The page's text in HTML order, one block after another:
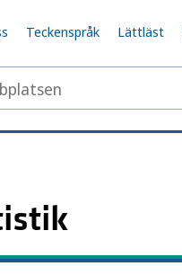
Teckenspråk Lättläst